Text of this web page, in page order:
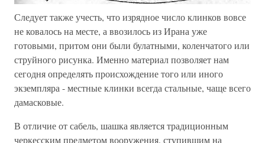
Следует также учесть, что изрядное число клинков вовсе
не ковалось на месте, а ввозилось из Ирана уже
готовыми, притом они были булатными, коленчатого или
струйного рисунка. Именно материал позволяет нам
сегодня определять происхождение того или иного
экземпляра - местные клинки всегда стальные, чаще всего
дамасковые.
В отличие от сабель, шашка является традиционным
черкесским предметом вооружения, ступившим на